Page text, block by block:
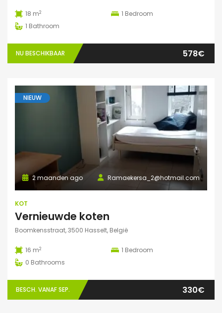
18 m2 1 Bedroom
1 Bathroom
NU BESCHIKBAAR 578€
NIEUW
Ramaekersa_2@hotmail.com
2 maanden ago
KOT
Vernieuwde koten
Boomkensstraat, 3500 Hasselt, België
16 m2 1 Bedroom
0 Bathrooms
BESCH. VANAF SEP. 330€